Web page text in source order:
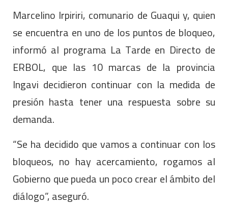
Marcelino Irpiriri, comunario de Guaqui y, quien
se encuentra en uno de los puntos de bloqueo,
informó al programa La Tarde en Directo de
ERBOL, que las 10 marcas de la provincia
Ingavi decidieron continuar con la medida de
presión hasta tener una respuesta sobre su
demanda.
“Se ha decidido que vamos a continuar con los
bloqueos, no hay acercamiento, rogamos al
Gobierno que pueda un poco crear el ámbito del
diálogo”, aseguró.